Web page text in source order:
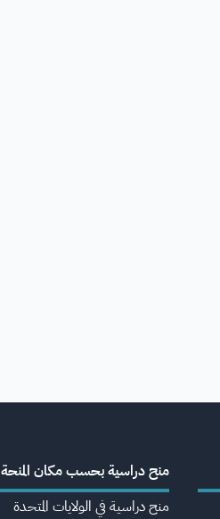
منح دراسية بحسب مكان المنحة
منح دراسية في الولايات المتحدة